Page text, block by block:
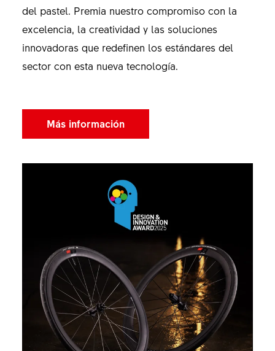
del pastel. Premia nuestro compromiso con la
excelencia, la creatividad y las soluciones
innovadoras que redefinen los estándares del
sector con esta nueva tecnología.
Más información